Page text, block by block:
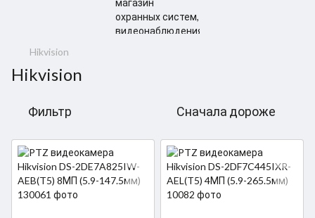
Hikvision
Hikvision
Фильтр Сначала дороже